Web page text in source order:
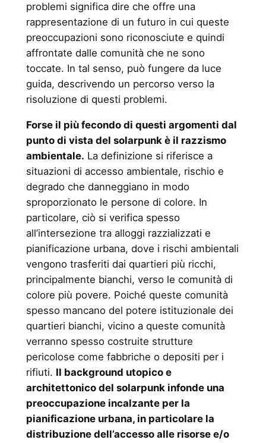
problemi significa dire che offre una
rappresentazione di un futuro in cui queste
preoccupazioni sono riconosciute e quindi
affrontate dalle comunità che ne sono
toccate. In tal senso, può fungere da luce
guida, descrivendo un percorso verso la
risoluzione di questi problemi.
Forse il più fecondo di questi argomenti dal
punto di vista del solarpunk è il razzismo
ambientale. La definizione si riferisce a
situazioni di accesso ambientale, rischio e
degrado che danneggiano in modo
sproporzionato le persone di colore. In
particolare, ciò si verifica spesso
all’intersezione tra alloggi razzializzati e
pianificazione urbana, dove i rischi ambientali
vengono trasferiti dai quartieri più ricchi,
principalmente bianchi, verso le comunità di
colore più povere. Poiché queste comunità
spesso mancano del potere istituzionale dei
quartieri bianchi, vicino a queste comunità
verranno spesso costruite strutture
pericolose come fabbriche o depositi per i
rifiuti. Il background utopico e
architettonico del solarpunk infonde una
preoccupazione incalzante per la
pianificazione urbana, in particolare la
distribuzione dell’accesso alle risorse e/o